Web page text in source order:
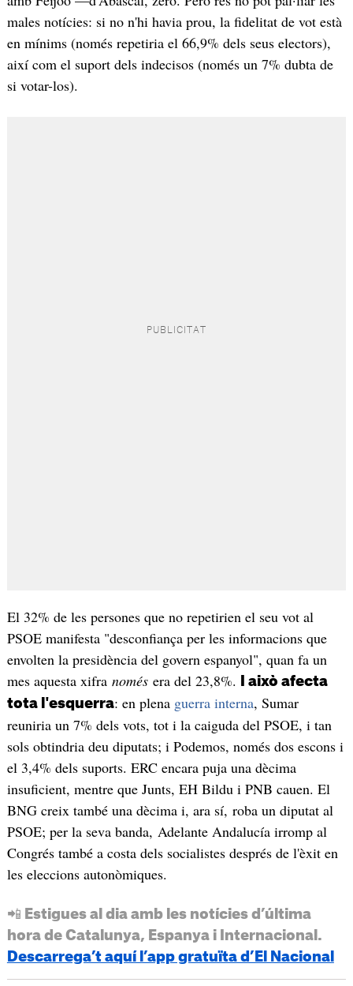
males notícies: si no n'hi havia prou, la fidelitat de vot està
en mínims (només repetiria el 66,9% dels seus electors),
així com el suport dels indecisos (només un 7% dubta de
si votar-los).
El 32% de les persones que no repetirien el seu vot al
PSOE manifesta "desconfiança per les informacions que
envolten la presidència del govern espanyol", quan fa un
mes aquesta xifra nomésera del 23,8%.
I això afecta
tota l'esquerra: en plena guerra interna, Sumar
reuniria un 7% dels vots, tot i la caiguda del PSOE, i tan
sols obtindria deu diputats; i Podemos, només dos escons i
el 3,4% dels suports. ERC encara puja una dècima
insuficient, mentre que Junts, EH Bildu i PNB cauen. El
BNG creix també una dècima i, ara sí, roba un diputat al
PSOE; per la seva banda, Adelante Andalucía irromp al
Congrés també a costa dels socialistes després de l'èxit en
les eleccions autonòmiques.
📲 Estigues al dia amb les notícies d’última
hora de Catalunya, Espanya i Internacional.
Descarrega’t aquí l’app gratuïta d’El Nacional